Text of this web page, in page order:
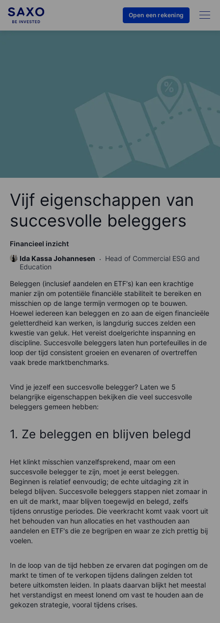
Open een rekening
Vijf eigenschappen van
succesvolle beleggers
Financieel inzicht
Ida Kassa Johannesen
Head of Commercial ESG and
Education
Beleggen (inclusief aandelen en ETF's) kan een krachtige
manier zijn om potentiële financiële stabiliteit te bereiken en
misschien op de lange termijn vermogen op te bouwen.
Hoewel iedereen kan beleggen en zo aan de eigen financieële
geletterdheid kan werken, is langdurig succes zelden een
kwestie van geluk. Het vereist doelgerichte inspanning en
discipline. Succesvolle beleggers laten hun portefeuilles in de
loop der tijd consistent groeien en evenaren of overtreffen
vaak brede marktbenchmarks.
Vind je jezelf een succesvolle belegger? Laten we 5
belangrijke eigenschappen bekijken die veel succesvolle
beleggers gemeen hebben:
1. Ze beleggen en blijven belegd
Het klinkt misschien vanzelfsprekend, maar om een
succesvolle belegger te zijn, moet je eerst beleggen.
Beginnen is relatief eenvoudig; de echte uitdaging zit in
belegd blijven. Succesvolle beleggers stappen niet zomaar in
en uit de markt, maar blijven toegewijd en belegd, zelfs
tijdens onrustige periodes. Die veerkracht komt vaak voort uit
het behouden van hun allocaties en het vasthouden aan
aandelen en ETF's die ze begrijpen en waar ze zich prettig bij
voelen.
In de loop van de tijd hebben ze ervaren dat pogingen om de
markt te timen of te verkopen tijdens dalingen zelden tot
betere uitkomsten leiden. In plaats daarvan blijkt het meestal
het verstandigst en meest lonend om vast te houden aan de
gekozen strategie, vooral tijdens crises.